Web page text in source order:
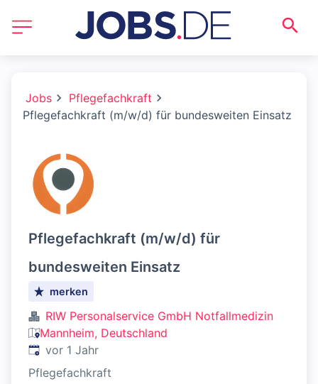
Jobs
Pflegefachkraft
Pflegefachkraft (m/w/d) für bundesweiten Einsatz
Pflegefachkraft (m/w/d) für
bundesweiten Einsatz
merken
RIW Personalservice GmbH Notfallmedizin
Mannheim, Deutschland
Veröffentlicht
vor 1 Jahr
Pflegefachkraft